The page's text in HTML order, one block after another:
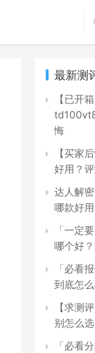
最新测
【已开
悔
【买家
好用？
达人解
哪款好
「一定
哪个好
「必看
到底怎
【求测
别怎么
「必看